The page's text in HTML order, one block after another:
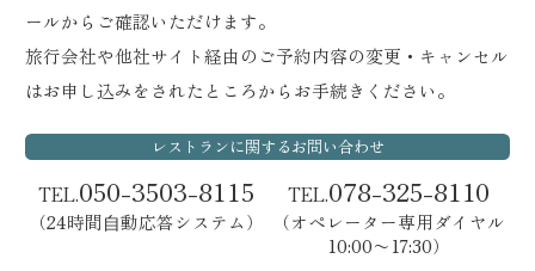
ールからご確認いただけます。
旅行会社や他社サイト経由のご予約内容の変更・キャンセル
はお申し込みをされたところからお手続きください。
レストランに関するお問い合わせ
TEL.050-3503-8115
（24時間⾃動応答システム）
TEL.078-325-8110
（オペレーター専用ダイヤル
10:00〜17:30）